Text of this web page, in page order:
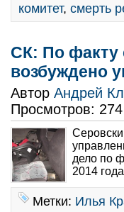
комитет, смерть
СК: По факту
возбуждено
Автор Андрей
Просмотров: 274
дело по
2014
Метки: Илья